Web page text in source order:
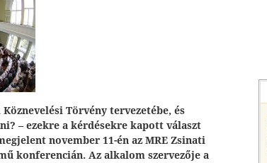
Törvény tervezetébe, és
– ezekre a kérdésekre kapott választ
november 11-én az MRE Zsinati
konferencián. Az alkalom szervezője a